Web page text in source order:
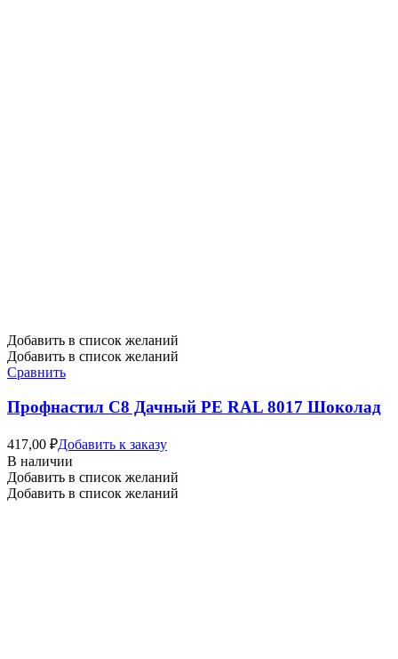
Добавить в список желаний
Добавить в список желаний
Сравнить
Профнастил C8 Дачный PE RAL 8017 Шоколад
417,00 ₽Добавить к заказу
В наличии
Добавить в список желаний
Добавить в список желаний